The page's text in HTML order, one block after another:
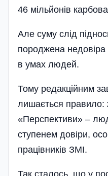
46 мільйонів
Але суму слід
породжена недовіра
в умах людей.
Тому редакційним
лишається правило:
«Перспективи» –
ступенем довіри,
працівників ЗМІ.
Так сталось, що у